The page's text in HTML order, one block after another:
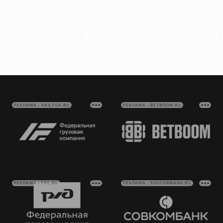
РЕКЛАМА • RAILFGK.RU РЕКЛАМА • BETBOOM.RU
РЕКЛАМА • FPC.RU РЕКЛАМА • SOVCOMBANK.RU